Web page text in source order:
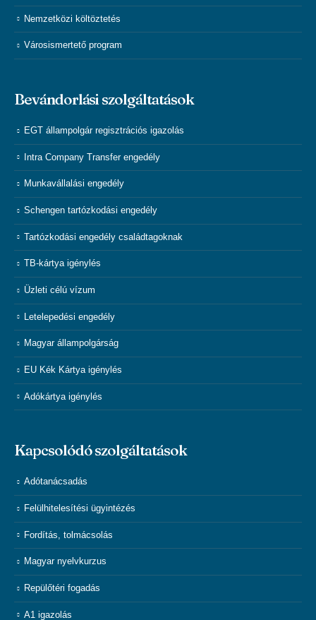
Nemzetközi költöztetés
Városismertető program
Bevándorlási szolgáltatások
EGT állampolgár regisztrációs igazolás
Intra Company Transfer engedély
Munkavállalási engedély
Schengen tartózkodási engedély
Tartózkodási engedély családtagoknak
TB-kártya igénylés
Üzleti célú vízum
Letelepedési engedély
Magyar állampolgárság
EU Kék Kártya igénylés
Adókártya igénylés
Kapcsolódó szolgáltatások
Adótanácsadás
Felülhitelesítési ügyintézés
Fordítás, tolmácsolás
Magyar nyelvkurzus
Repülőtéri fogadás
A1 igazolás